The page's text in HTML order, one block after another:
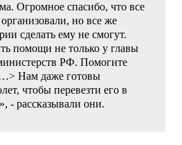
Огромное спасибо, что все
но все же
сделать ему не смогут.
помощи не только у главы
РФ. Помогите
Нам даже готовы
чтобы перевезти его в
- рассказывали они.